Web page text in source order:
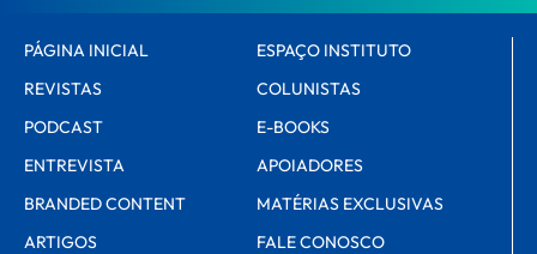
PÁGINA INICIAL
REVISTAS
PODCAST
ENTREVISTA
BRANDED CONTENT
ARTIGOS
ESPAÇO INSTITUTO
COLUNISTAS
E-BOOKS
APOIADORES
MATÉRIAS EXCLUSIVAS
FALE CONOSCO